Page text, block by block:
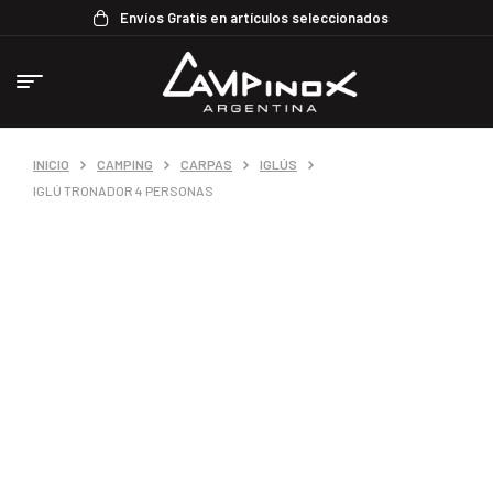
Envíos Gratis en artículos seleccionados
INICIO CAMPING CARPAS
IGLÚS
IGLÚ TRONADOR 4 PERSONAS